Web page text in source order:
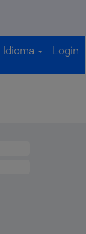
Idioma Login